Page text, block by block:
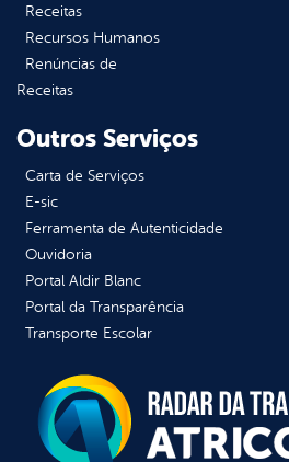
Receitas
Recursos Humanos
Renúncias de
Receitas
Outros Serviços
Carta de Serviços
E-sic
Ferramenta de Autenticidade
Ouvidoria
Portal Aldir Blanc
Portal da Transparência
Transporte Escolar